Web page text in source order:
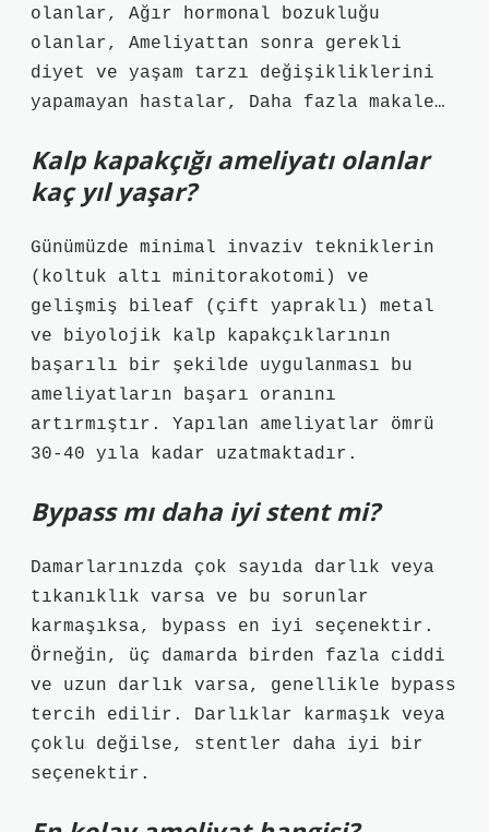
olanlar, Ağır hormonal bozukluğu
olanlar, Ameliyattan sonra gerekli
diyet ve yaşam tarzı değişikliklerini
yapamayan hastalar, Daha fazla makale…
Kalp kapakçığı ameliyatı olanlar
kaç yıl yaşar?
Günümüzde minimal invaziv tekniklerin
(koltuk altı minitorakotomi) ve
gelişmiş bileaf (çift yapraklı) metal
ve biyolojik kalp kapakçıklarının
başarılı bir şekilde uygulanması bu
ameliyatların başarı oranını
artırmıştır. Yapılan ameliyatlar ömrü
30-40 yıla kadar uzatmaktadır.
Bypass mı daha iyi stent mi?
Damarlarınızda çok sayıda darlık veya
tıkanıklık varsa ve bu sorunlar
karmaşıksa, bypass en iyi seçenektir.
Örneğin, üç damarda birden fazla ciddi
ve uzun darlık varsa, genellikle bypass
tercih edilir. Darlıklar karmaşık veya
çoklu değilse, stentler daha iyi bir
seçenektir.